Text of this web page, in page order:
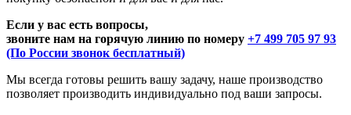
Если у вас есть вопросы,
звоните нам на горячую линию по номеру +7 499 705 97 93
(По России звонок бесплатный)
Мы всегда готовы решить вашу задачу, наше производство
позволяет производить индивидуально под ваши запросы.